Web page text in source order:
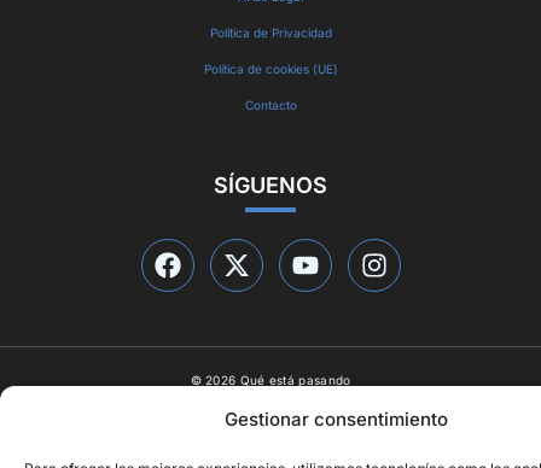
Gestionar consentimiento
Política de Privacidad
Política de cookies (UE)
Contacto
SÍGUENOS
© 2026 Qué está pasando